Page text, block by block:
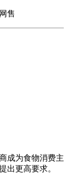
售
成为食物消费主
出更高要求。